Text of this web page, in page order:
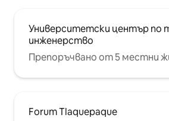
Университетски център по
инженерство
Препоръчвано от 5 местни
Forum Tlaquepaque